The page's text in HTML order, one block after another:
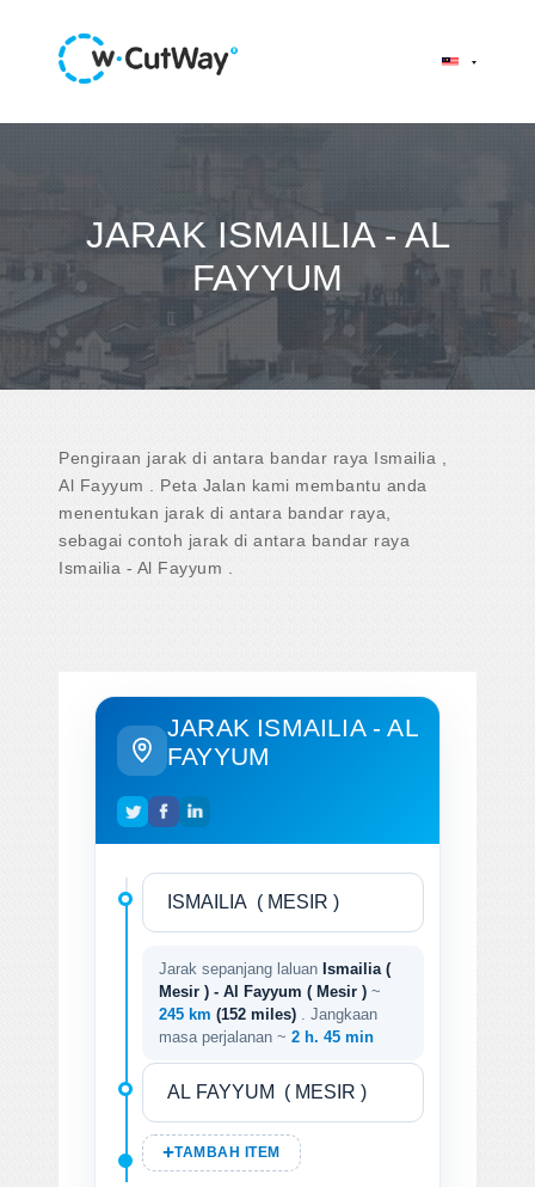
JARAK ISMAILIA - AL
FAYYUM
Pengiraan jarak di antara bandar raya Ismailia ,
Al Fayyum . Peta Jalan kami membantu anda
menentukan jarak di antara bandar raya,
sebagai contoh jarak di antara bandar raya
Ismailia - Al Fayyum .
JARAK ISMAILIA - AL
FAYYUM
Jarak sepanjang laluan Ismailia (
Mesir ) - Al Fayyum ( Mesir ) ~
245 km (152 miles)
. Jangkaan
masa perjalanan ~ 2 h. 45 min
TAMBAH ITEM